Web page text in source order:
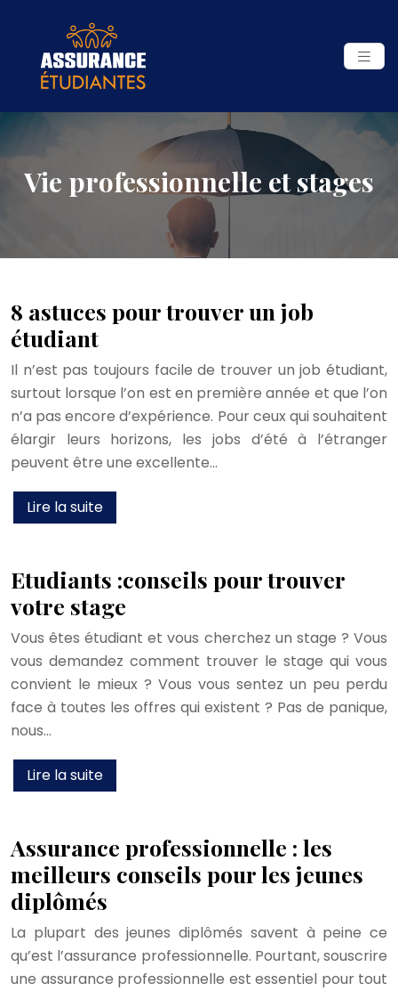
Vie professionnelle et stages
8 astuces pour trouver un job
étudiant
Il n’est pas toujours facile de trouver un job étudiant,
surtout lorsque l’on est en première année et que l’on
n’a pas encore d’expérience. Pour ceux qui souhaitent
élargir leurs horizons, les jobs d’été à l’étranger
peuvent être une excellente…
Lire la suite
Etudiants :conseils pour trouver
votre stage
Vous êtes étudiant et vous cherchez un stage ? Vous
vous demandez comment trouver le stage qui vous
convient le mieux ? Vous vous sentez un peu perdu
face à toutes les offres qui existent ? Pas de panique,
nous…
Lire la suite
Assurance professionnelle : les
meilleurs conseils pour les jeunes
diplômés
La plupart des jeunes diplômés savent à peine ce
qu’est l’assurance professionnelle. Pourtant, souscrire
une assurance professionnelle est essentiel pour tout